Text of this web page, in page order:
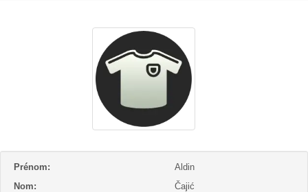
Prénom:
Aldin
Nom:
Čajić